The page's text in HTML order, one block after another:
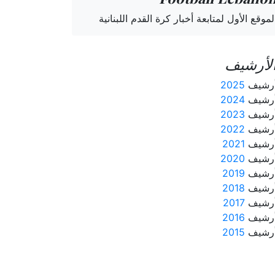
الأول لمتابعة أخبار كرة القدم اللبنانية
2025
2024
2023
2022
2021
2020
2019
2018
2017
2016
2015